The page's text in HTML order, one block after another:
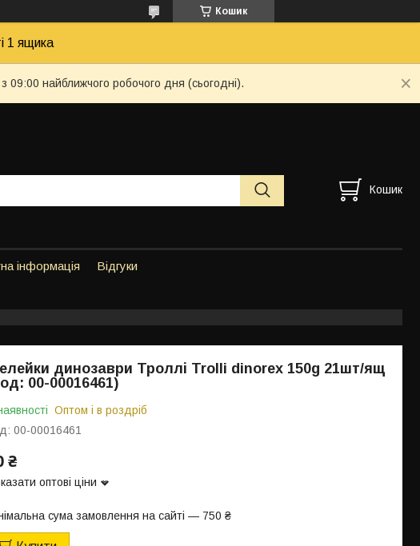
Кошик
1 ящика
09:00 найближчого робочого дня (сьогодні).
Кошик
інформація Відгуки
динозаври Троллі Trolli dinorex 150g 21шт/ящ
00-00016461)
Оптом і в роздріб
00-00016461
₴
оптові ціни
сума замовлення на сайті — 750 ₴